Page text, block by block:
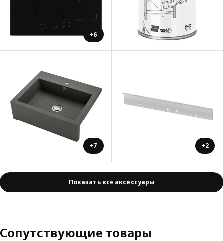
+6
+7 +2
Показать все аксессуары
Сопутствующие товары